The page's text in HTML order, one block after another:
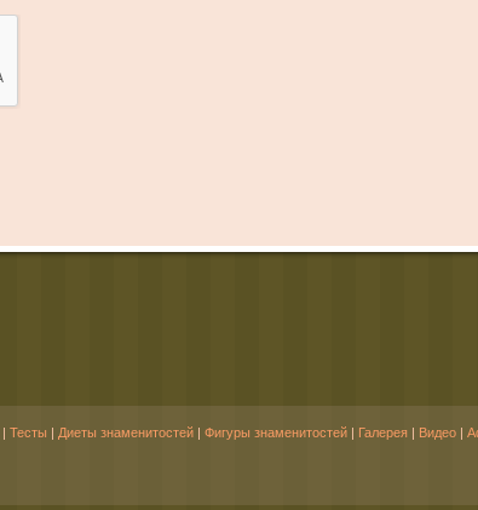
Тесты Диеты знаменитостей Фигуры знаменитостей Галерея Видео